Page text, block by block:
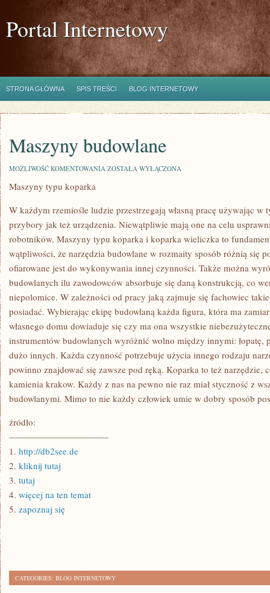
Portal Internetowy
STRONA GŁÓWNA SPIS TREŚCI BLOG INTERNETOWY
Maszyny budowlane
MOŻLIWOŚĆ KOMENTOWANIA MASZYNY
ZOSTAŁA WYŁĄCZONA
Maszyny typu koparka
W każdym rzemiośle ludzie przestrzegają własną pracę używając
przybory jak też urządzenia. Niewątpliwie mają one na celu
robotników. Maszyny typu koparka i koparka wieliczka to
wątpliwości, że narzędzia budowlane w rozmaity sposób różnią się
ofiarowane jest do wykonywania innej czynności. Także można
budowlanych ilu zawodowców absorbuje się daną konstrukcją, co
niepolomice. W zależności od pracy jaką zajmuje się fachowiec
posiadać. Wybierając ekipę budowlaną każda figura, która ma
własnego domu dowiaduje się czy ma ona wszystkie
instrumentów budowlanych wyróżnić wolno między innymi: łopatę,
dużo innych. Każda czynność potrzebuje użycia innego rodzaju
powinno znajdować się zawsze pod ręką. Koparka to też narzędzie,
kamienia krakow. Każdy z nas na pewno nie raz miał styczność z
budowlanymi. Mimo to nie każdy człowiek umie w dobry sposób
źródło:
———————————
1. http://db2see.de
2. kliknij tutaj
3. tutaj
4. więcej na ten temat
5. zapoznaj się
CATEGORIES: BLOG INTERNETOWY